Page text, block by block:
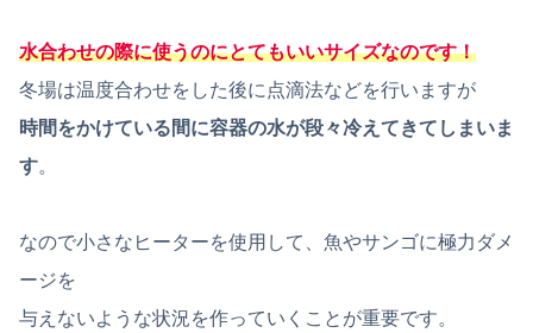
水合わせの際に使うのにとてもいいサイズなのです！
冬場は温度合わせをした後に点滴法などを行いますが
時間をかけている間に容器の水が段々冷えてきてしまいま
す。
なので小さなヒーターを使用して、魚やサンゴに極力ダメ
ージを
与えないような状況を作っていくことが重要です。